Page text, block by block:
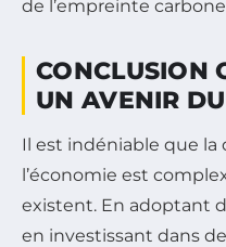
de l’empreinte
CONCLUSION
UN AVENIR
Il est indéniable que la
l’économie est
existent. En adoptant
en investissant dans